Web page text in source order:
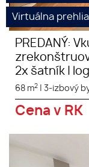
Virtuálna
PREDANÝ:
2x šatník |
68 m2 3-izbový
Cena v RK
Ponúkame
izb.